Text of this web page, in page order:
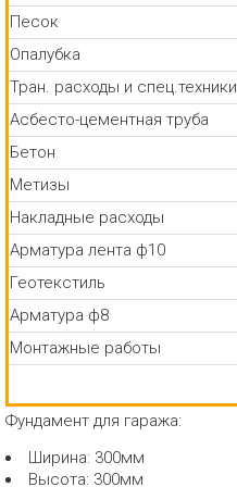
Песок
Опалубка
Тран. расходы и спец.техники
Асбесто-цементная труба
Бетон
Метизы
Накладные расходы
Арматура лента ф10
Геотекстиль
Арматура ф8
Монтажные работы
Фундамент для гаража:
Ширина: 300мм
Высота: 300мм